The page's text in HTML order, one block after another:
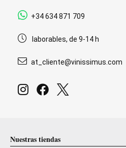
+34 634 871 709
laborables, de 9-14 h
at_cliente@vinissimus.com
Nuestras tiendas